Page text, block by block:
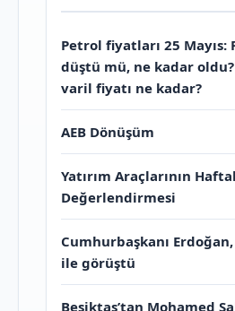
Petrol fiyatları 25
düştü mü, ne kadar
varil fiyatı ne kadar?
AEB Dönüşüm
Yatırım Araçlarının
Değerlendirmesi
Cumhurbaşkanı
ile görüştü
Beşiktaş’tan Mohamed